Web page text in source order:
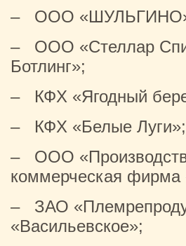
– ООО
– ООО «Стеллар
Ботлинг»;
– КФХ «Ягодный
– КФХ «Белые Луги»;
– ООО
коммерческая фирма
– ЗАО
«Васильевское»;